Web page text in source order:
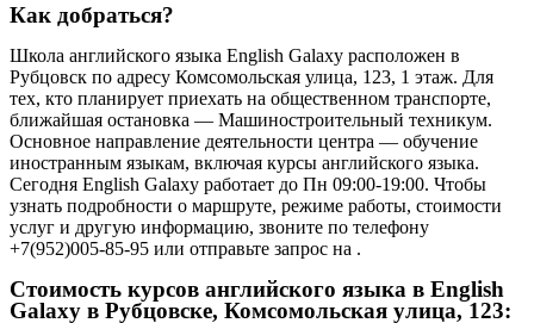
Как добраться?
Школа английского языка English Galaxy расположен в
Рубцовск по адресу Комсомольская улица, 123, 1 этаж. Для
тех, кто планирует приехать на общественном транспорте,
ближайшая остановка — Машиностроительный техникум.
Основное направление деятельности центра — обучение
иностранным языкам, включая курсы английского языка.
Сегодня English Galaxy работает до Пн 09:00-19:00. Чтобы
узнать подробности о маршруте, режиме работы, стоимости
услуг и другую информацию, звоните по телефону
+7(952)005-85-95 или отправьте запрос на .
Стоимость курсов английского языка в English
Galaxy в Рубцовске, Комсомольская улица, 123: